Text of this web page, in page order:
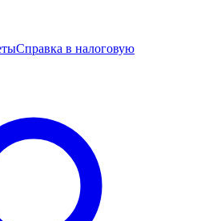
Справка в налоговую